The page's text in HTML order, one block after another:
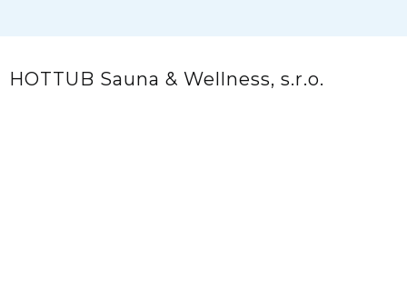
HOTTUB Sauna & Wellness, s.r.o.